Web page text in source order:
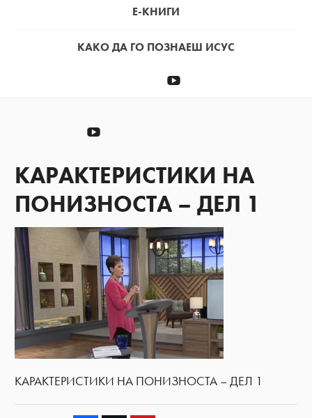
Е-КНИГИ
КАКО ДА ГО ПОЗНАЕШ ИСУС
ДонирајYouTube
Донирај
КАРАКТЕРИСТИКИ НА
ПОНИЗНОСТА – ДЕЛ 1
КАРАКТЕРИСТИКИ НА ПОНИЗНОСТА – ДЕЛ 1